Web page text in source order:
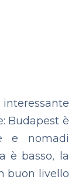
Budapest è
e nomadi
è basso, la
buon livello